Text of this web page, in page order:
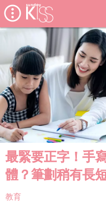
最緊要正字！手
體？筆劃稍有長
教育